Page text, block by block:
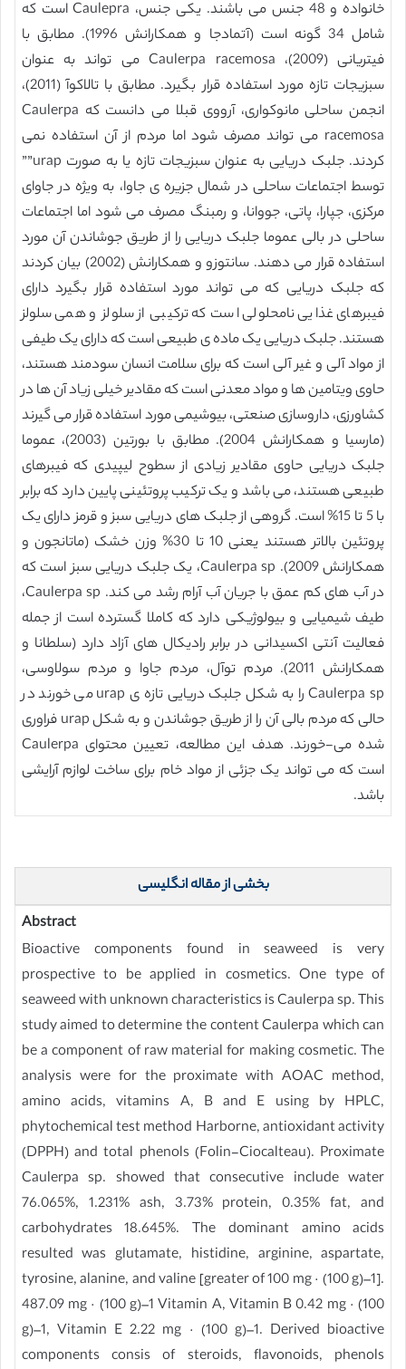
خانواده و 48 جنس می باشند. یکی جنس، Caulepra است که
شامل 34 گونه است (آتمادجا و همکارانش 1996). مطابق با
فیتریانی (2009)، Caulerpa racemosa می تواند به عنوان
سبزیجات تازه مورد استفاده قرار بگیرد. مطابق با تالاکوآ (2011)،
انجمن ساحلی مانوکواری، آرووی قبلا می دانست که Caulerpa
racemosa می تواند مصرف شود اما مردم از آن استفاده نمی
کردند. جلبک دریایی به عنوان سبزیجات تازه یا به صورت urap””
توسط اجتماعات ساحلی در شمال جزیره ی جاوا، به ویژه در جاوای
مرکزی، جپارا، پاتی، جووانا، و رمبنگ مصرف می شود اما اجتماعات
ساحلی در بالی عموما جلبک دریایی را از طریق جوشاندن آن مورد
استفاده قرار می دهند. سانتوزو و همکارانش (2002) بیان کردند
که جلبک دریایی که می تواند مورد استفاده قرار بگیرد دارای
فیبرهای غذایی نامحلولی است که ترکیبی از سلولز و همی سلولز
هستند. جلبک دریایی یک ماده ی طبیعی است که دارای یک طیفی
از مواد آلی و غیر آلی است که برای سلامت انسان سودمند هستند،
حاوی ویتامین ها و مواد معدنی است که مقادیر خیلی زیاد آن ها در
کشاورزی، داروسازی صنعتی، بیوشیمی مورد استفاده قرار می گیرند
(مارسیا و همکارانش 2004). مطابق با بورتین (2003)، عموما
جلبک دریایی حاوی مقادیر زیادی از سطوح لیپیدی که فیبرهای
طبیعی هستند، می باشد و یک ترکیب پروتئینی پایین دارد که برابر
با 5 تا 15% است. گروهی از جلبک های دریایی سبز و قرمز دارای یک
پروتئین بالاتر هستند یعنی 10 تا 30% وزن خشک (ماتانجون و
همکارانش 2009). Caulerpa sp، یک جلبک دریایی سبز است که
در آب های کم عمق با جریان آب آرام رشد می کند. Caulerpa sp،
طیف شیمیایی و بیولوژیکی دارد که کاملا گسترده است از جمله
فعالیت آنتی اکسیدانی در برابر رادیکال های آزاد دارد (سلطانا و
همکارانش 2011). مردم توآل، مردم جاوا و مردم سولاوسی،
Caulerpa sp را به شکل جلبک دریایی تازه ی urap می خورند در
حالی که مردم بالی آن را از طریق جوشاندن و به شکل urap فراوری
شده می-خورند. هدف این مطالعه، تعیین محتوای Caulerpa
است که می تواند یک جزئی از مواد خام برای ساخت لوازم آرایشی
باشد.
بخشی از مقاله انگلیسی
Abstract
Bioactive components found in seaweed is very
prospective to be applied in cosmetics. One type of
seaweed with unknown characteristics is Caulerpa sp. This
study aimed to determine the content Caulerpa which can
be a component of raw material for making cosmetic. The
analysis were for the proximate with AOAC method,
amino acids, vitamins A, B and E using by HPLC,
phytochemical test method Harborne, antioxidant activity
(DPPH) and total phenols (Folin-Ciocalteau). Proximate
Caulerpa sp. showed that consecutive include water
76.065%, 1.231% ash, 3.73% protein, 0.35% fat, and
carbohydrates 18.645%. The dominant amino acids
resulted was glutamate, histidine, arginine, aspartate,
tyrosine, alanine, and valine [greater of 100 mg · (100 g)–1].
487.09 mg · (100 g)–1 Vitamin A, Vitamin B 0.42 mg · (100
g)–1, Vitamin E 2.22 mg · (100 g)–1. Derived bioactive
components consis of steroids, flavonoids, phenols